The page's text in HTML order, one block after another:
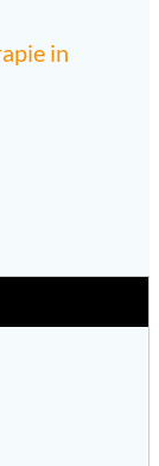
in